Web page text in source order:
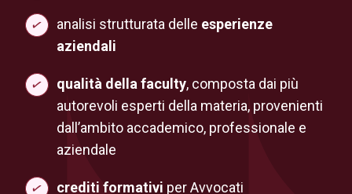
analisi strutturata delle esperienze
aziendali
qualità della faculty, composta dai più
autorevoli esperti della materia, provenienti
dall’ambito accademico, professionale e
aziendale
crediti formativi per Avvocati